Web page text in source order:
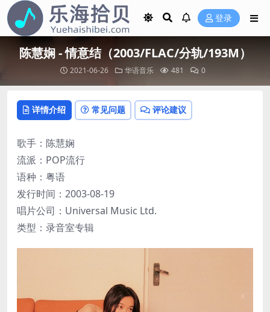
登录
陈慧娴 - 情意结（2003/FLAC/分轨/193M）
2021-06-26 华语音乐 481 0
详情介绍 常见问题 评论建议
歌手：陈慧娴
流派：POP流行
语种：粤语
发行时间：2003-08-19
唱片公司：Universal Music Ltd.
类型：录音室专辑